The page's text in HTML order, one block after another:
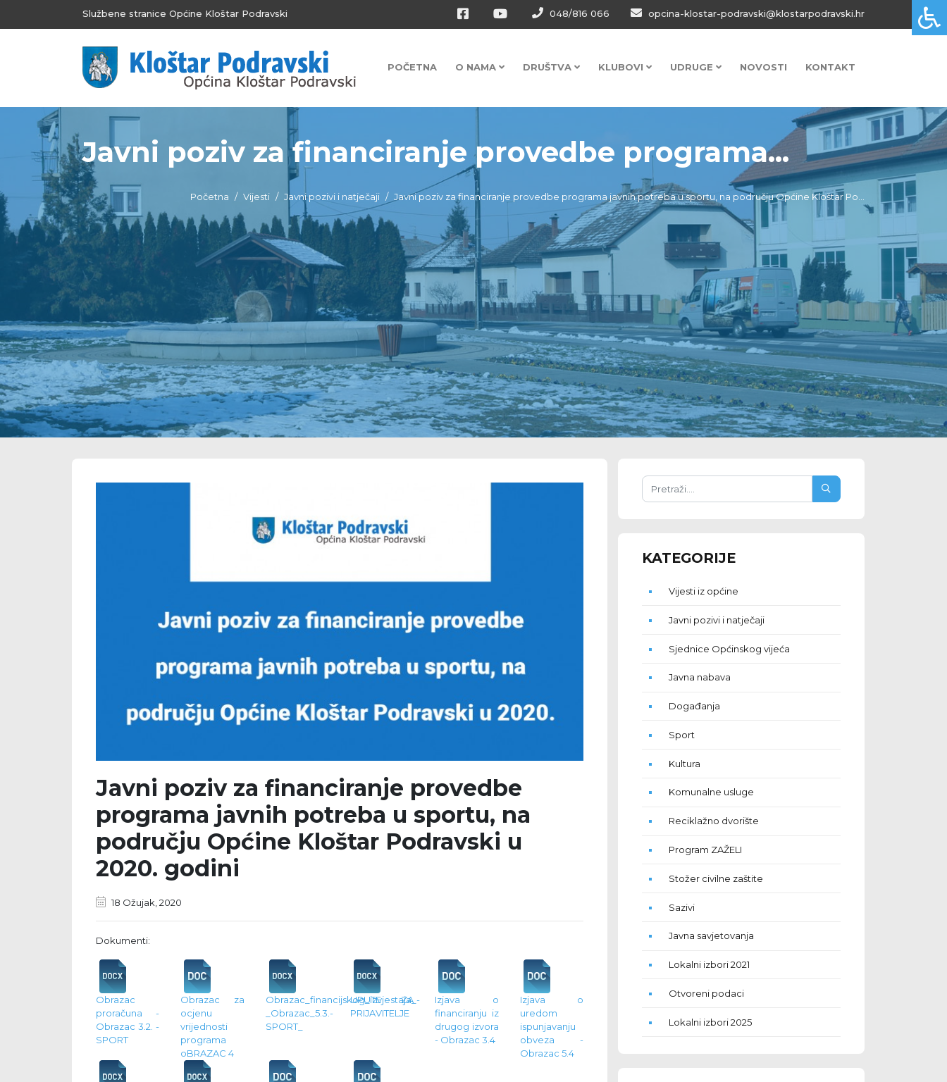
Službene stranice Općine Kloštar Podravski 048/816 066 opcina-klostar-podravski@klostarpodravski.hr
POČETNA O NAMA DRUŠTVA KLUBOVI UDRUGE NOVOSTI KONTAKT
Javni poziv za financiranje provedbe programa...
Početna Vijesti Javni pozivi i natječaji Javni poziv za financiranje provedbe programa javnih potreba u sportu, na području Općine Kloštar Po...
Javni poziv za financiranje provedbe
programa javnih potreba u sportu, na
području Općine Kloštar Podravski u
2020. godini
18 Ožujak, 2020
Dokumenti:
Obrazac
proračuna -
Obrazac 3.2. -
SPORT
Obrazac za
ocjenu
vrijednosti
programa
oBRAZAC 4
Obrazac_financijskog_izvjestaja_-
_Obrazac_5.3.-
SPORT_
UPUTE ZA
PRIJAVITELJE
Izjava o
financiranju iz
drugog izvora
- Obrazac 3.4
Izjava o
uredom
ispunjavanju
obveza -
Obrazac 5.4
KATEGORIJE
Vijesti iz općine
Javni pozivi i natječaji
Sjednice Općinskog vijeća
Javna nabava
Događanja
Sport
Kultura
Komunalne usluge
Reciklažno dvorište
Program ZAŽELI
Stožer civilne zaštite
Sazivi
Javna savjetovanja
Lokalni izbori 2021
Otvoreni podaci
Lokalni izbori 2025